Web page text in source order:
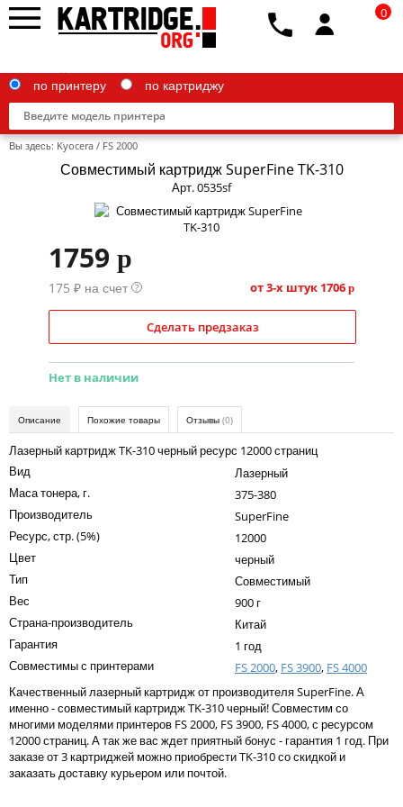
Canon
Epson
IBM
Kodak
Konica Minolta
Lexmark
OKI
Samsung
Sharp
Toshiba
Xerox
Для франкировальной машины
по принтеру по картриджу
0
Вы здесь: Kyocera / FS 2000
Совместимый картридж SuperFine TK-310
Арт. 0535sf
1759 p
175 ₽ на счет ? от 3-х штук 1706 p
Сделать предзаказ
Нет в наличии
Описание Похожие товары Отзывы (0)
Лазерный картридж TK-310 черный ресурс 12000 страниц
Вид
Лазерный
Маса тонера, г.
375-380
Производитель
SuperFine
Ресурс, стр. (5%)
12000
Цвет
черный
Тип
Совместимый
Вес
900 г
Страна-производитель
Китай
Гарантия
1 год
Совместимы с принтерами
FS 2000, FS 3900, FS 4000
Качественный лазерный картридж от производителя SuperFine. А
именно - совместимый картридж TK-310 черный! Совместим со
многими моделями принтеров FS 2000, FS 3900, FS 4000, с ресурсом
12000 страниц. А так же вас ждет приятный бонус - гарантия 1 год. При
заказе от 3 картриджей можно приобрести TK-310 со скидкой и
заказать доставку курьером или почтой.